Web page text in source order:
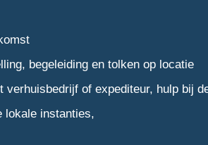
begeleiding en tolken op locatie
of expediteur, hulp bij
lokale instanties,